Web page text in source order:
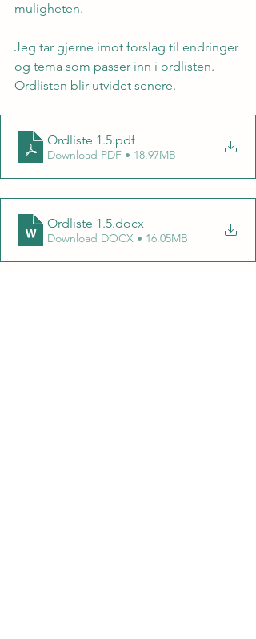
muligheten.
Jeg tar gjerne imot forslag til endringer
og tema som passer inn i ordlisten.
Ordlisten blir utvidet senere.
Ordliste 1.5.pdf
Download PDF • 18.97MB
Ordliste 1.5.docx
Download DOCX • 16.05MB